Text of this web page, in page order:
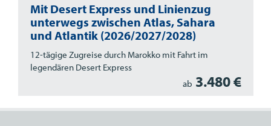
Mit Desert Express und Linienzug
unterwegs zwischen Atlas, Sahara
und Atlantik (2026/2027/2028)
12-tägige Zugreise durch Marokko mit Fahrt im
legendären Desert Express
ab 3.480 €